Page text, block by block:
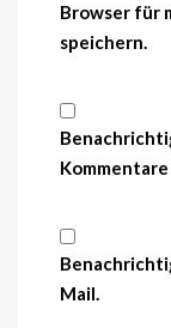
Browser für
speichern.
Mail.